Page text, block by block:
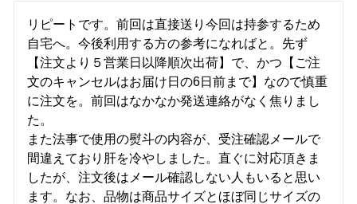
リピートです。前回は直接送り今回は持参するため
自宅へ。今後利用する方の参考になればと。先ず
【注文より５営業日以降順次出荷】で、かつ【ご注
文のキャンセルはお届け日の6日前まで】なので慎重
に注文を。前回はなかなか発送連絡がなく焦りまし
た。
また法事で使用の熨斗の内容が、受注確認メールで
間違えており肝を冷やしました。直ぐに対応頂きま
したが、注文後はメール確認しない人もいると思い
ます。なお、品物は商品サイズとほぼ同じサイズの